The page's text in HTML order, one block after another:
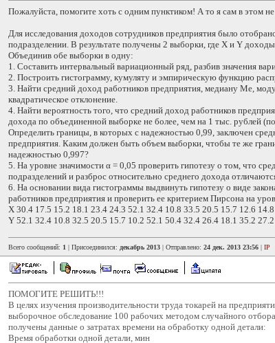
Пожалуйста, помогите хоть с одним пунктиком! А то я сам в этом
Для исследования доходов сотрудников предприятия было
подразделении. В результате получены 2 выборки, где X и Y
Объединив обе выборки в одну:
1. Составить интервальный вариационный ряд, разбив значения
2. Построить гистограмму, кумуляту и эмпирическую функцию
3. Найти средний доход работников предприятия, медиану Ме,
квадратическое отклонение.
4. Найти вероятность того, что средний доход работников
дохода по объединенной выборке не более, чем на 1 тыс. рублей
Определить границы, в которых с надежностью 0,99, заключен
предприятия. Каким должен быть объем выборки, чтобы те же
надежностью 0,997?
5. На уровне значимости α = 0,05 проверить гипотезу о том, что
подразделений и разброс относительно среднего дохода
6. На основании вида гистограммы выдвинуть гипотезу о виде
работников предприятия и проверить ее критерием Пирсона на
X 30.4 17.5 15.2 18.1 23.4 24.3 52.1 32.4 10.8 33.5 20.5 15.7 12.6
Y 52.1 32.4 10.8 32.5 20.5 15.7 10.2 52.1 50.4 32.4 26.4 18.1 35.2
Всего сообщений: 1 | Присоединился: декабрь 2013 | Отправлено: 24 дек. 2013 23:56 | IP
ПОМОГИТЕ РЕШИТЬ!!!
В целях изучения производительности труда токарей на
выборочное обследование 100 рабочих методом случайного
получены данные о затратах времени на обработку одной детали:
Время обработки одной детали, мин